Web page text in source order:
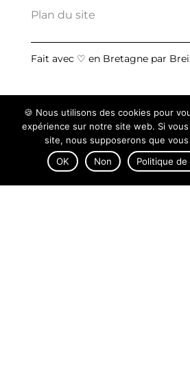
Plan du site
Fait avec ♡ en Bretagne par
🍪 Nous utilisons des cookies pour
expérience sur notre site web. Si
site, nous supposerons que
OK
Non Politique